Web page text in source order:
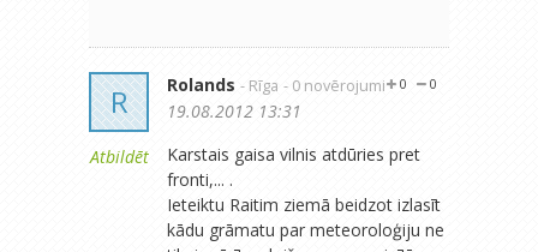
R
Atbildēt
Rolands - Rīga - 0 novērojumi 0
0
19.08.2012 13:31
Karstais gaisa vilnis atdūries pret
fronti,... .
Ieteiktu Raitim ziemā beidzot izlasīt
kādu grāmatu par meteoroloģiju ne